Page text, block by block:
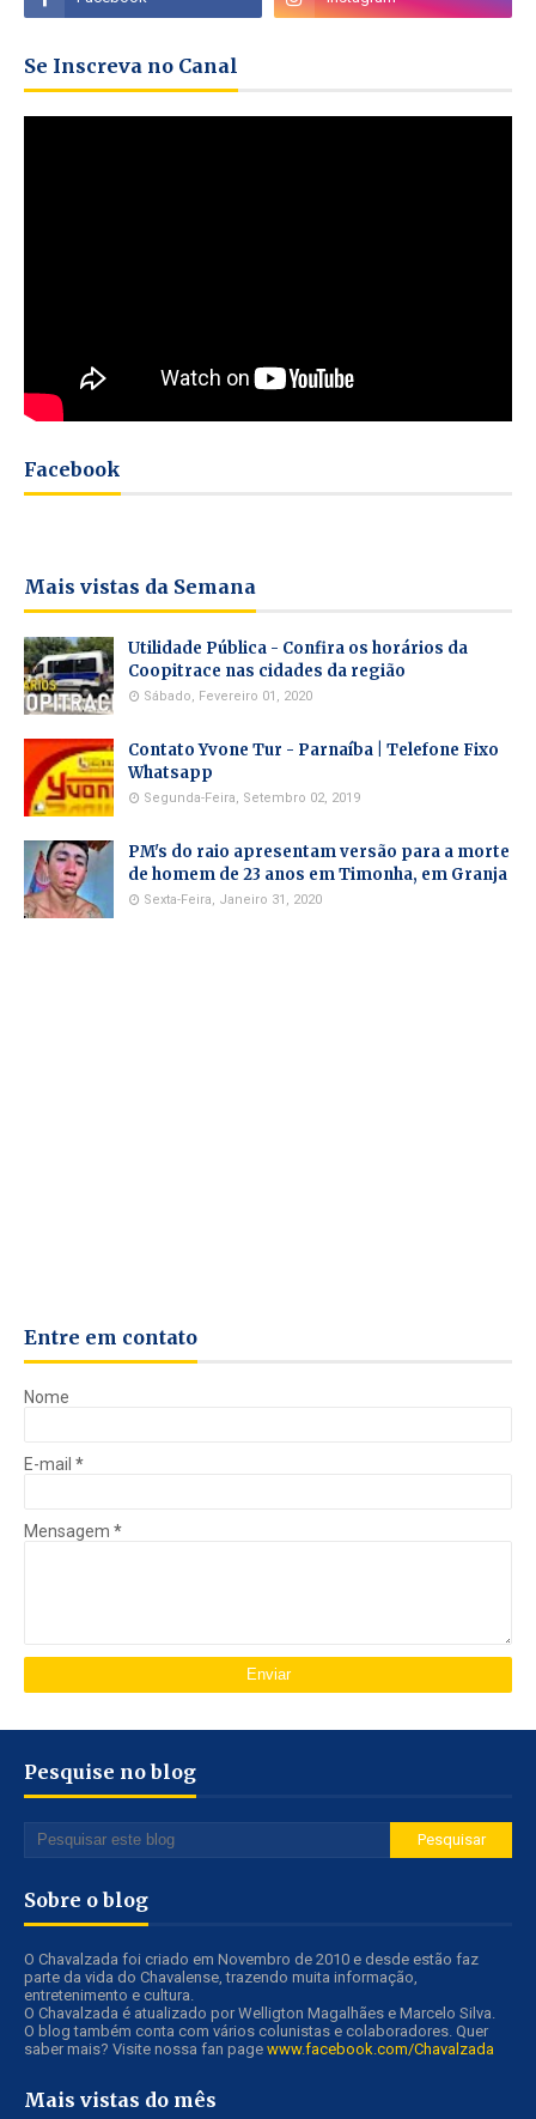
Se Inscreva no Canal
Facebook
Mais vistas da Semana
Utilidade Pública - Confira os horários da
Coopitrace nas cidades da região
Sábado, Fevereiro 01, 2020
Contato Yvone Tur - Parnaíba | Telefone Fixo
Whatsapp
Segunda-Feira, Setembro 02, 2019
PM's do raio apresentam versão para a morte
de homem de 23 anos em Timonha, em Granja
Sexta-Feira, Janeiro 31, 2020
Entre em contato
Nome
E-mail *
Mensagem *
Pesquise no blog
Sobre o blog
O Chavalzada foi criado em Novembro de 2010 e desde estão faz
parte da vida do Chavalense, trazendo muita informação,
entretenimento e cultura.
O Chavalzada é atualizado por Welligton Magalhães e Marcelo Silva.
O blog também conta com vários colunistas e colaboradores. Quer
saber mais? Visite nossa fan page www.facebook.com/Chavalzada
Mais vistas do mês